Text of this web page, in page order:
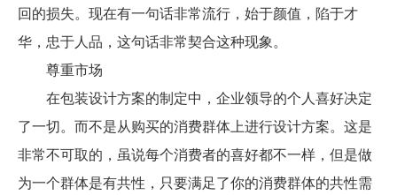
回的损失。现在有一句话非常流行，始于颜值，陷于才
华，忠于人品，这句话非常契合这种现象。
尊重市场
在包装设计方案的制定中，企业领导的个人喜好决定
了一切。而不是从购买的消费群体上进行设计方案。这是
非常不可取的，虽说每个消费者的喜好都不一样，但是做
为一个群体是有共性，只要满足了你的消费群体的共性需